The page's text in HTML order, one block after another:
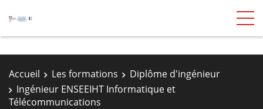
Accueil Les formations
Diplôme d'ingénieur
Ingénieur ENSEEIHT Informatique et
Télécommunications